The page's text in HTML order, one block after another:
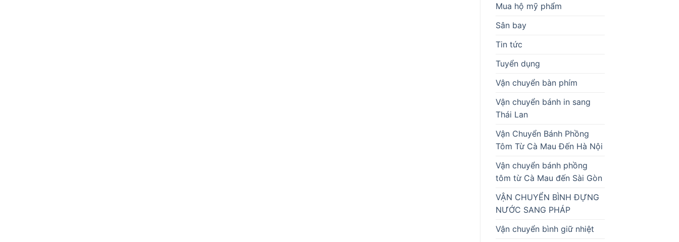
Mua hộ mỹ phẩm
Sân bay
Tin tức
Tuyển dụng
Vận chuyển bàn phím
Vận chuyển bánh in sang
Thái Lan
Vận Chuyển Bánh Phồng
Tôm Từ Cà Mau Đến Hà Nội
Vận chuyển bánh phồng
tôm từ Cà Mau đến Sài Gòn
VẬN CHUYỂN BÌNH ĐỰNG
NƯỚC SANG PHÁP
Vận chuyển bình giữ nhiệt